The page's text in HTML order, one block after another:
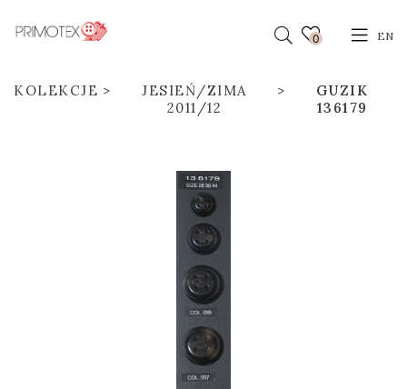
0 EN
KOLEKCJE
JESIEŃ/ZIMA
2011/12
GUZIK
136179